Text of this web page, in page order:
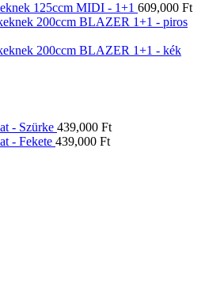
125ccm MIDI - 1+1 609,000 Ft
200ccm BLAZER 1+1 - piros
200ccm BLAZER 1+1 - kék
- Szürke 439,000 Ft
- Fekete 439,000 Ft